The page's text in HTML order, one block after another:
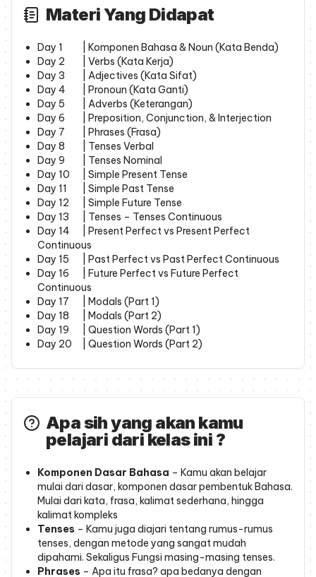
Materi Yang Didapat
Day 1
| Komponen Bahasa & Noun (Kata Benda)
Day 2
| Verbs (Kata Kerja)
Day 3
| Adjectives (Kata Sifat)
Day 4
| Pronoun (Kata Ganti)
Day 5
| Adverbs (Keterangan)
Day 6
| Preposition, Conjunction, & Interjection
Day 7
| Phrases (Frasa)
Day 8
| Tenses Verbal
Day 9
| Tenses Nominal
Day 10
| Simple Present Tense
Day 11
| Simple Past Tense
Day 12
| Simple Future Tense
Day 13
| Tenses – Tenses Continuous
Day 14
| Present Perfect vs Present Perfect
Continuous
Day 15
| Past Perfect vs Past Perfect Continuous
Day 16
| Future Perfect vs Future Perfect
Continuous
Day 17
| Modals (Part 1)
Day 18
| Modals (Part 2)
Day 19
| Question Words (Part 1)
Day 20
| Question Words (Part 2)
Apa sih yang akan kamu
pelajari dari kelas ini ?
Komponen Dasar Bahasa – Kamu akan belajar
mulai dari dasar, komponen dasar pembentuk Bahasa.
Mulai dari kata, frasa, kalimat sederhana, hingga
kalimat kompleks
Tenses – Kamu juga diajari tentang rumus-rumus
tenses, dengan metode yang sangat mudah
dipahami. Sekaligus Fungsi masing-masing tenses.
Phrases – Apa itu frasa? apa bedanya dengan